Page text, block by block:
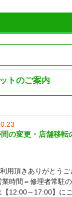
トのご案内
の変更・店舗移転
用頂きありがとう
時間＝修理者常駐
12:00～17:00】に